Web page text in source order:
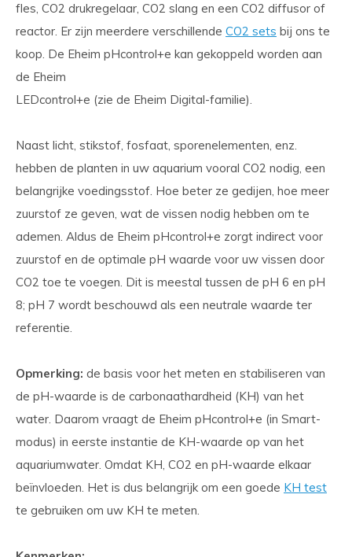
fles, CO2 drukregelaar, CO2 slang en een CO2 diffusor of
reactor. Er zijn meerdere verschillende CO2 sets bij ons te
koop. De Eheim pHcontrol+e kan gekoppeld worden aan
de Eheim
LEDcontrol+e (zie de Eheim Digital-familie).
Naast licht, stikstof, fosfaat, sporenelementen, enz.
hebben de planten in uw aquarium vooral CO2 nodig, een
belangrijke voedingsstof. Hoe beter ze gedijen, hoe meer
zuurstof ze geven, wat de vissen nodig hebben om te
ademen. Aldus de Eheim pHcontrol+e zorgt indirect voor
zuurstof en de optimale pH waarde voor uw vissen door
CO2 toe te voegen. Dit is meestal tussen de pH 6 en pH
8; pH 7 wordt beschouwd als een neutrale waarde ter
referentie.
Opmerking: de basis voor het meten en stabiliseren van
de pH-waarde is de carbonaathardheid (KH) van het
water. Daarom vraagt de Eheim pHcontrol+e (in Smart-
modus) in eerste instantie de KH-waarde op van het
aquariumwater. Omdat KH, CO2 en pH-waarde elkaar
beïnvloeden. Het is dus belangrijk om een goede KH test
te gebruiken om uw KH te meten.